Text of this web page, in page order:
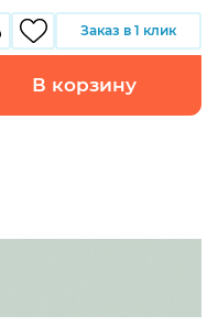
Заказ в 1 клик
В корзину